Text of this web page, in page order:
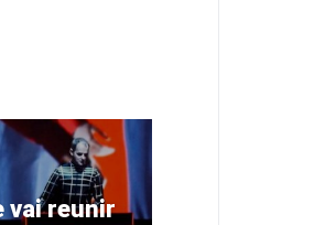
vai reunir